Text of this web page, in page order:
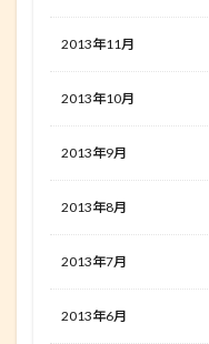
2013年11月
2013年10月
2013年9月
2013年8月
2013年7月
2013年6月